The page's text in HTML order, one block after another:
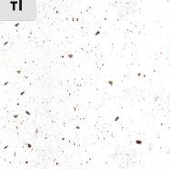
Toggle Font size